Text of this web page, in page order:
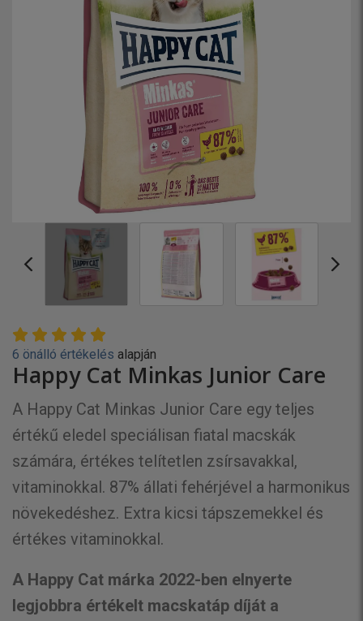
6 önálló értékelés alapján
Happy Cat Minkas Junior Care
A Happy Cat Minkas Junior Care egy teljes
értékű eledel speciálisan fiatal macskák
számára, értékes telítetlen zsírsavakkal,
vitaminokkal. 87% állati fehérjével a harmonikus
növekedéshez. Extra kicsi tápszemekkel és
értékes vitaminokkal.
A Happy Cat márka 2022-ben elnyerte
legjobbra értékelt macskatáp díját a